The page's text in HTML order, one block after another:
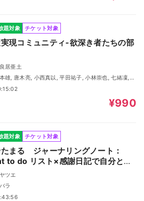
題対象 チケット対象
現コミュニティ-欲深き者たちの部
居亜土
渉, 山場涼太郎
¥990
題対象 チケット対象
まる ジャーナリングノート：
to do リスト×感謝日記で自分と向
い続ければ人生が変わりはじめる。8
日記に挫折し続けた僕でも100日継
。 超簡単な書く瞑想習慣
ツエ
ラ